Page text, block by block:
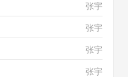
张宇
张宇
张宇
张宇